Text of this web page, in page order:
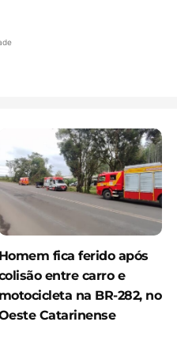
Homem fica ferido após
entre carro e
motocicleta na BR-282, no
Catarinense